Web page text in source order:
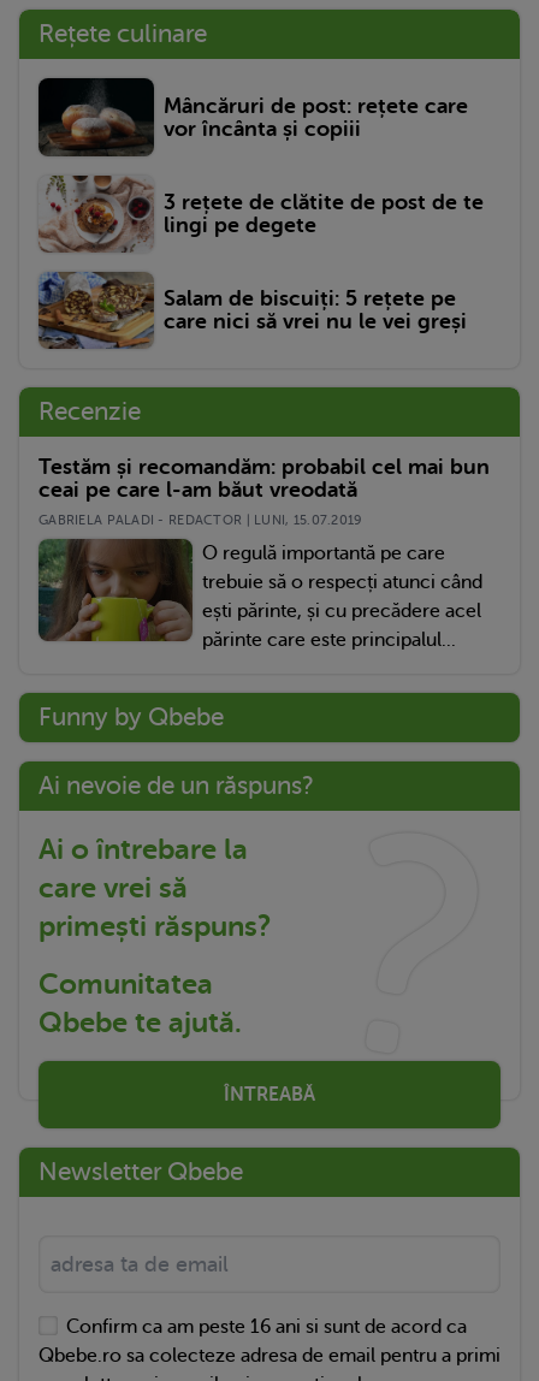
Rețete culinare
Mâncăruri de post: rețete care
vor încânta și copiii
3 rețete de clătite de post de te
lingi pe degete
Salam de biscuiți: 5 rețete pe
care nici să vrei nu le vei greși
Recenzie
Testăm și recomandăm: probabil cel mai bun
ceai pe care l-am băut vreodată
GABRIELA PALADI - REDACTOR | LUNI, 15.07.2019
O regulă importantă pe care
trebuie să o respecți atunci când
ești părinte, și cu precădere acel
părinte care este principalul...
Funny by Qbebe
Ai nevoie de un răspuns?
Ai o întrebare la
care vrei să
primești răspuns?
Comunitatea
Qbebe te ajută.
ÎNTREABĂ
Newsletter Qbebe
Confirm ca am peste 16 ani si sunt de acord ca
Qbebe.ro sa colecteze adresa de email pentru a primi